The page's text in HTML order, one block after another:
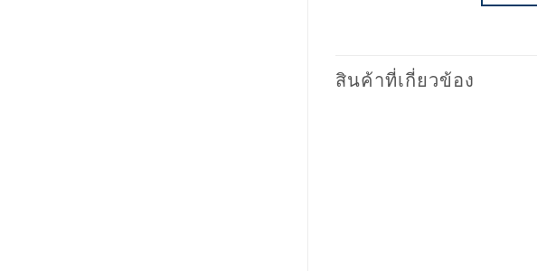
สินค้าที่เกี่ยวข้อง